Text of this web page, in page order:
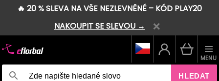
🔥 20 % SLEVA NA VŠE NEZLEVNĚNÉ – KÓD PLAY20
NAKOUPIT SE SLEVOU →
HLEDAT
MENU